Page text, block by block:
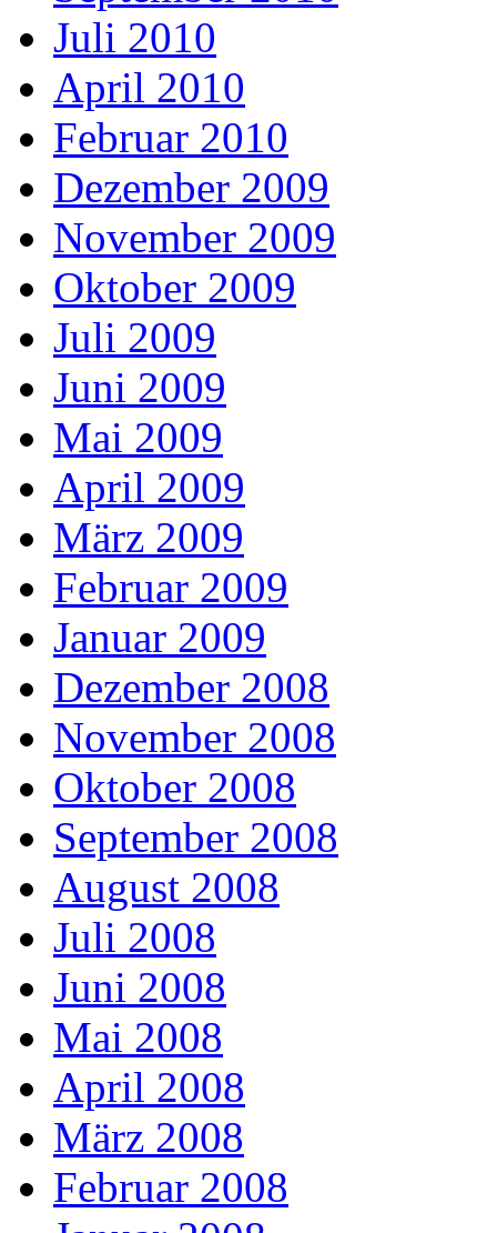
Juli 2010
April 2010
Februar 2010
Dezember 2009
November 2009
Oktober 2009
Juli 2009
Juni 2009
Mai 2009
April 2009
März 2009
Februar 2009
Januar 2009
Dezember 2008
November 2008
Oktober 2008
September 2008
August 2008
Juli 2008
Juni 2008
Mai 2008
April 2008
März 2008
Februar 2008